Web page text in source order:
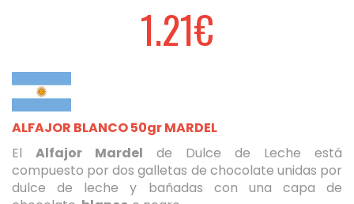
1.21€
ALFAJOR BLANCO 50gr MARDEL
El Alfajor Mardel de Dulce de Leche está
compuesto por dos galletas de chocolate unidas por
dulce de leche y bañadas con una capa de